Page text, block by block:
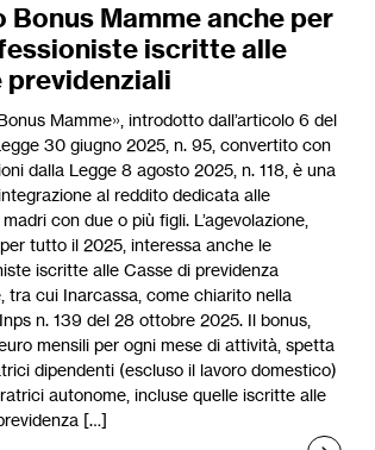
Bonus Mamme anche per
iscritte alle
previdenziali
Mamme», introdotto dall’articolo 6 del
30 giugno 2025, n. 95, convertito con
dalla Legge 8 agosto 2025, n. 118, è una
al reddito dedicata alle
con due o più figli. L’agevolazione,
tutto il 2025, interessa anche le
iscritte alle Casse di previdenza
tra cui Inarcassa, come chiarito nella
n. 139 del 28 ottobre 2025. Il bonus,
mensili per ogni mese di attività, spetta
dipendenti (escluso il lavoro domestico)
autonome, incluse quelle iscritte alle
[…]